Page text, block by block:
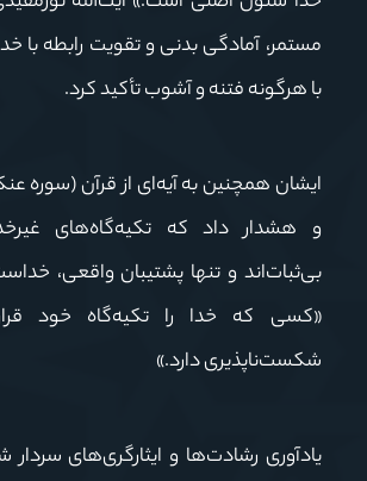
مستمر، آمادگی بدنی و تقویت رابطه با
با هرگونه فتنه و آشوب تأکید کرد.
ایشان همچنین به آیه‌ای از قرآن (سوره
و هشدار داد که تکیه‌گاه‌های
بی‌ثبات‌اند و تنها پشتیبان واقعی،
«کسی که خدا را تکیه‌گاه خود
شکست‌ناپذیری دارد.»
یادآوری رشادت‌ها و ایثارگری‌های